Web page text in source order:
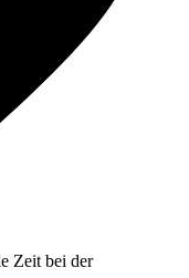
Zeit bei der